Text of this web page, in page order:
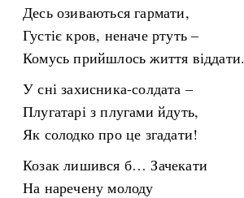
Десь озиваються гармати,
Густіє кров, неначе ртуть –
Комусь прийшлось життя віддати.
У сні захисника-солдата –
Плугатарі з плугами йдуть,
Як солодко про це згадати!
Козак лишився б… Зачекати
На наречену молоду